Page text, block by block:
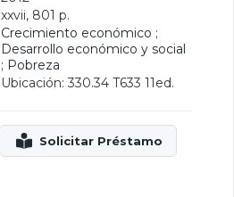
xxvii, 801 p.
Crecimiento económico ;
Desarrollo económico y social
; Pobreza
Ubicación: 330.34 T633 11ed.